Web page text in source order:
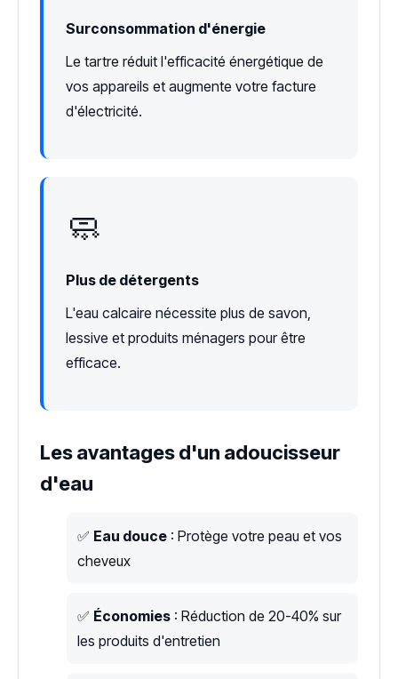
Surconsommation d'énergie
Le tartre réduit l'efficacité énergétique de
vos appareils et augmente votre facture
d'électricité.
🧼
Plus de détergents
L'eau calcaire nécessite plus de savon,
lessive et produits ménagers pour être
efficace.
Les avantages d'un adoucisseur
d'eau
✅ Eau douce : Protège votre peau et vos
cheveux
✅ Économies : Réduction de 20-40% sur
les produits d'entretien